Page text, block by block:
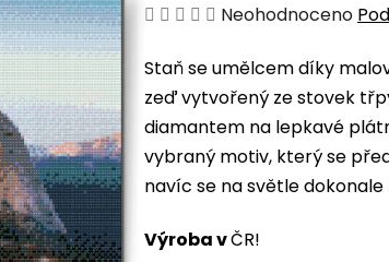
Průměrné
produktu
je
0,0
z
5
Neohodnoceno
Staň se umělcem díky
zeď vytvořený ze stovek
diamantem na lepkavé
vybraný motiv, který se
navíc se na světle
Výroba vČR!